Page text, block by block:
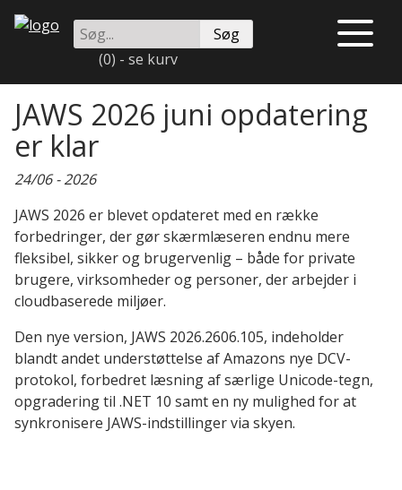
Videre
Søg
på
instrulog.dk
(0) - se kurv
Åben
menu
JAWS 2026 juni opdatering
er klar
24/06 - 2026
JAWS 2026 er blevet opdateret med en række
forbedringer, der gør skærmlæseren endnu mere
fleksibel, sikker og brugervenlig – både for private
brugere, virksomheder og personer, der arbejder i
cloudbaserede miljøer.
Den nye version, JAWS 2026.2606.105, indeholder
blandt andet understøttelse af Amazons nye DCV-
protokol, forbedret læsning af særlige Unicode-tegn,
opgradering til .NET 10 samt en ny mulighed for at
synkronisere JAWS-indstillinger via skyen.